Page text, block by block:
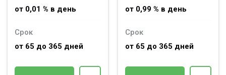
от 0,01 % в день
Срок
от 65 до 365 дней
от 0,99 % в день
Срок
от 65 до 365 дней